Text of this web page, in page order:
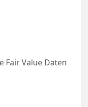
Fair Value Daten